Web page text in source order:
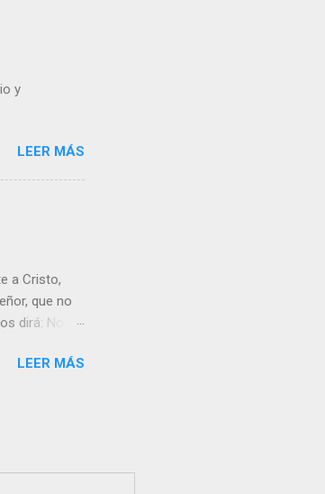
| Lecturas
y
LEER MÁS
a Cristo,
que no
dirá: No
sólo con
LEER MÁS